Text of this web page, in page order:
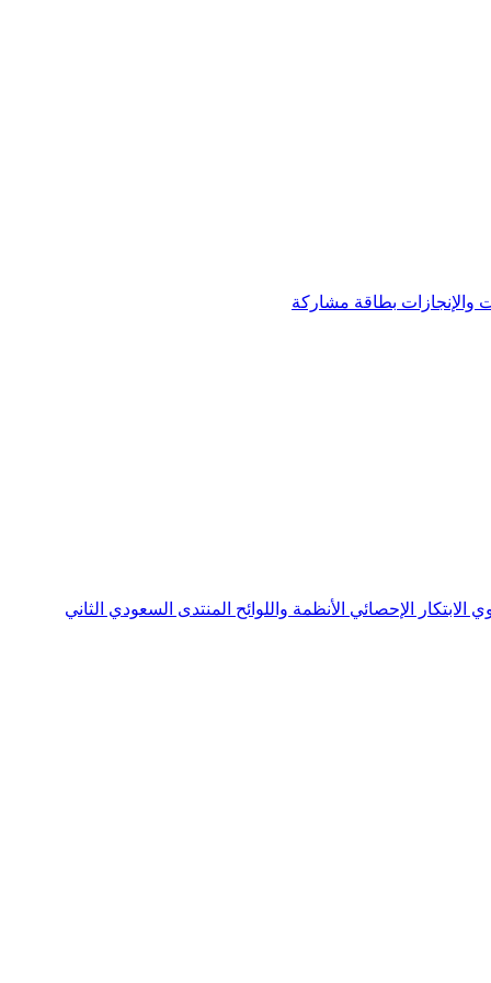
والإنجازات بطاقة مشاركة
الابتكار الإحصائي الأنظمة واللوائح المنتدى السعودي الثاني